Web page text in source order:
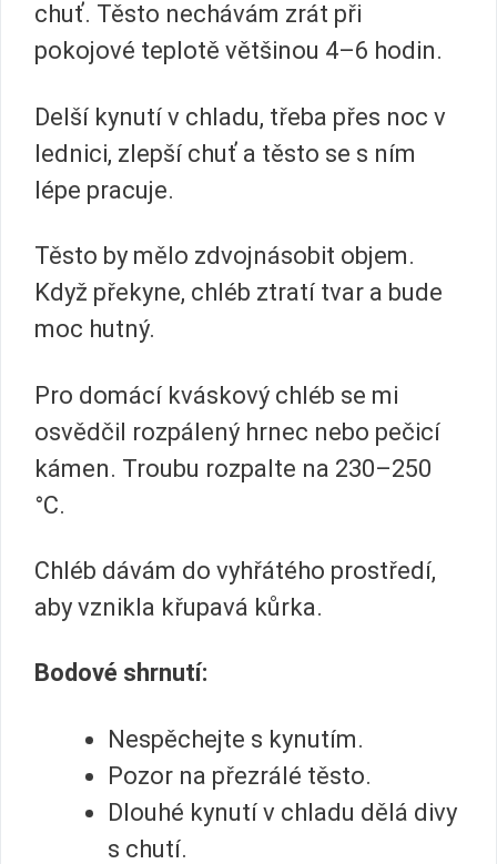
chuť. Těsto nechávám zrát při
pokojové teplotě většinou 4–6 hodin.
Delší kynutí v chladu, třeba přes noc v
lednici, zlepší chuť a těsto se s ním
lépe pracuje.
Těsto by mělo zdvojnásobit objem.
Když překyne, chléb ztratí tvar a bude
moc hutný.
Pro domácí kváskový chléb se mi
osvědčil rozpálený hrnec nebo pečicí
kámen. Troubu rozpalte na 230–250
°C.
Chléb dávám do vyhřátého prostředí,
aby vznikla křupavá kůrka.
Bodové shrnutí:
Nespěchejte s kynutím.
Pozor na přezrálé těsto.
Dlouhé kynutí v chladu dělá divy
s chutí.